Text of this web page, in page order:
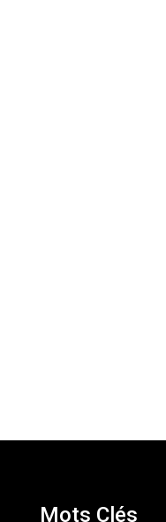
Mots Clés